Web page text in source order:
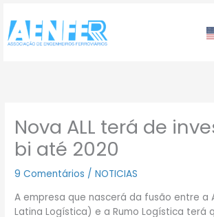
para
conteúdo
Nova ALL terá de
bi até 2020
9 Comentários /NOTICIAS
A empresa que nascerá da fusão entre a
Latina Logística) e a Rumo Logística terá